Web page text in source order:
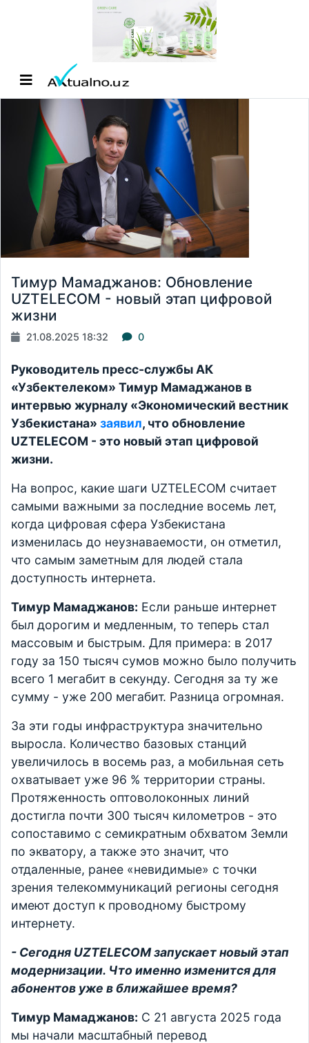
Тимур Мамаджанов: Обновление
UZTELECOM - новый этап цифровой
жизни
21.08.2025 18:32 0
Руководитель пресс-службы АК
«Узбектелеком» Тимур Мамаджанов в
интервью журналу «Экономический вестник
Узбекистана» заявил, что обновление
UZTELECOM - это новый этап цифровой
жизни.
На вопрос, какие шаги UZTELECOM считает
самыми важными за последние восемь лет,
когда цифровая сфера Узбекистана
изменилась до неузнаваемости, он отметил,
что самым заметным для людей стала
доступность интернета.
Тимур Мамаджанов: Если раньше интернет
был дорогим и медленным, то теперь стал
массовым и быстрым. Для примера: в 2017
году за 150 тысяч сумов можно было получить
всего 1 мегабит в секунду. Сегодня за ту же
сумму - уже 200 мегабит. Разница огромная.
За эти годы инфраструктура значительно
выросла. Количество базовых станций
увеличилось в восемь раз, а мобильная сеть
охватывает уже 96 % территории страны.
Протяженность оптоволоконных линий
достигла почти 300 тысяч километров - это
сопоставимо с семикратным обхватом Земли
по экватору, а также это значит, что
отдаленные, ранее «невидимые» с точки
зрения телекоммуникаций регионы сегодня
имеют доступ к проводному быстрому
интернету.
- Сегодня UZTELECOM запускает новый этап
модернизации. Что именно изменится для
абонентов уже в ближайшее время?
Тимур Мамаджанов: С 21 августа 2025 года
мы начали масштабный перевод